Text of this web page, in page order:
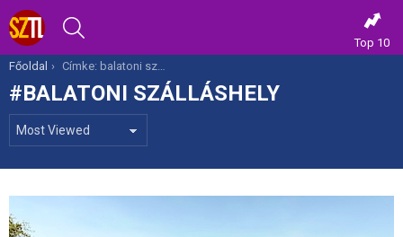
Top 10
Itt vagy most:
Főoldal Címke: balatoni szálláshely
BALATONI SZÁLLÁSHELY
VIEWED